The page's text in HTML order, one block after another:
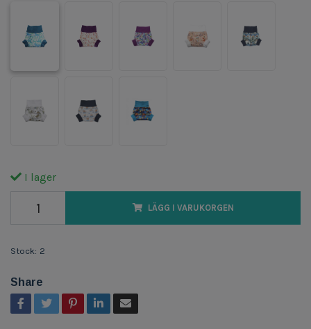
I lager
LÄGG I VARUKORGEN
Stock: 2
Share